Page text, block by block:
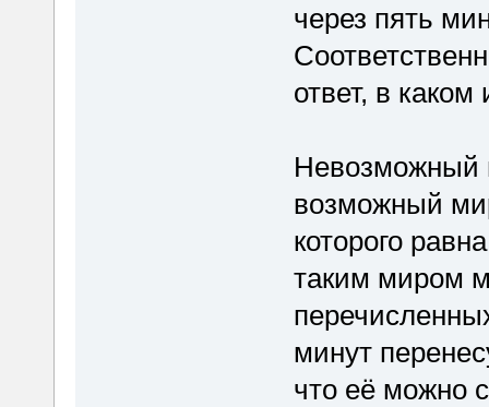
через пять
ответ, в
Невозможный
возможный
которого
таким миром
минут
что её можно